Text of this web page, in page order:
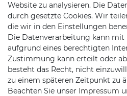
Telefon:0451/
Mail:
Website zu analysieren. Die
durch gesetzte Cookies. Wir
die wir in den Einstellungen
Die Datenverarbeitung kann
aufgrund eines berechtigten
Zustimmung kann erteilt oder
besteht das Recht, nicht
zu einem späteren Zeitpunkt zu
Beachten Sie unser Impressum